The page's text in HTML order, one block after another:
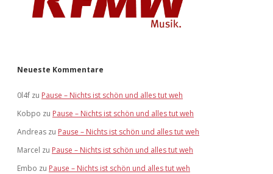
Neueste Kommentare
0l4f zu Pause – Nichts ist schön und alles tut weh
Kobpo zu Pause – Nichts ist schön und alles tut weh
Andreas zu Pause – Nichts ist schön und alles tut weh
Marcel zu Pause – Nichts ist schön und alles tut weh
Embo zu Pause – Nichts ist schön und alles tut weh